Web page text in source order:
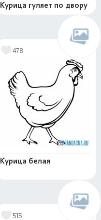
Курица гуляет по двору
478
Курица белая
515